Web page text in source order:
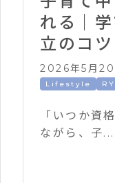
れる｜
立のコツ
2026年5月20
Lifestyle
「いつか資
ながら、子...